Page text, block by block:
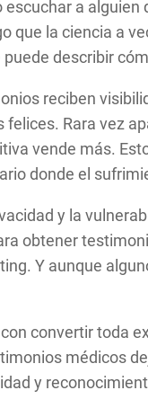
a
que la ciencia a
describir
reciben
Rara vez
vende más.
donde el
y la
obtener
Y aunque
convertir toda
médicos
y